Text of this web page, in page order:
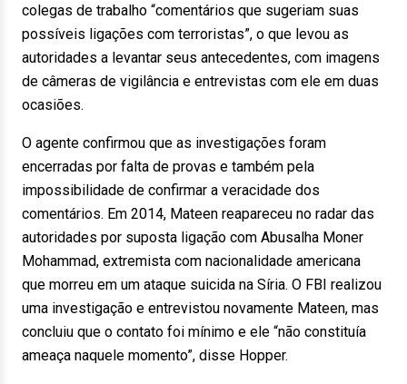
colegas de trabalho “comentários que sugeriam suas
possíveis ligações com terroristas”, o que levou as
autoridades a levantar seus antecedentes, com imagens
de câmeras de vigilância e entrevistas com ele em duas
ocasiões.
O agente confirmou que as investigações foram
encerradas por falta de provas e também pela
impossibilidade de confirmar a veracidade dos
comentários. Em 2014, Mateen reapareceu no radar das
autoridades por suposta ligação com Abusalha Moner
Mohammad, extremista com nacionalidade americana
que morreu em um ataque suicida na Síria. O FBI realizou
uma investigação e entrevistou novamente Mateen, mas
concluiu que o contato foi mínimo e ele “não constituía
ameaça naquele momento”, disse Hopper.